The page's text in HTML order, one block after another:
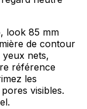
look 85 mm
de contour
nets,
référence
les
visibles.